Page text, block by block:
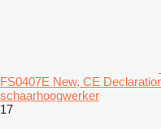
FS0407E New, CE
schaarhoogwerker
17